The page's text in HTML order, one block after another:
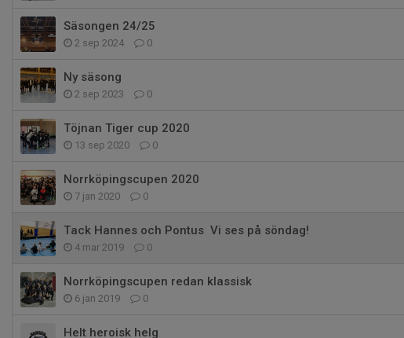
Säsongen 24/25
2 sep 2024 0
Ny säsong
2 sep 2023 0
Töjnan Tiger cup 2020
13 sep 2020 0
Norrköpingscupen 2020
7 jan 2020 0
Tack Hannes och Pontus  Vi ses på söndag!
4 mar 2019 0
Norrköpingscupen redan klassisk
6 jan 2019 0
Helt heroisk helg